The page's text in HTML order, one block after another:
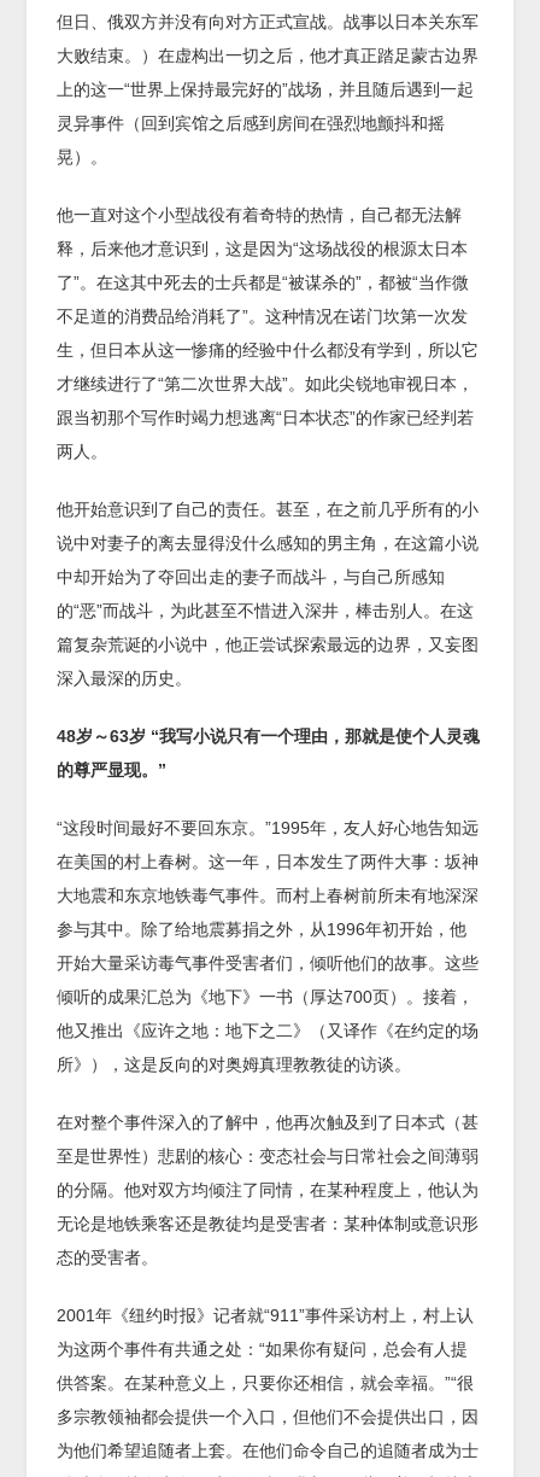
但日、俄双方并没有向对方正式宣战。战事以日本关东军
大败结束。）在虚构出一切之后，他才真正踏足蒙古边界
上的这一“世界上保持最完好的”战场，并且随后遇到一起
灵异事件（回到宾馆之后感到房间在强烈地颤抖和摇
晃）。
他一直对这个小型战役有着奇特的热情，自己都无法解
释，后来他才意识到，这是因为“这场战役的根源太日本
了”。在这其中死去的士兵都是“被谋杀的”，都被“当作微
不足道的消费品给消耗了”。这种情况在诺门坎第一次发
生，但日本从这一惨痛的经验中什么都没有学到，所以它
才继续进行了“第二次世界大战”。如此尖锐地审视日本，
跟当初那个写作时竭力想逃离“日本状态”的作家已经判若
两人。
他开始意识到了自己的责任。甚至，在之前几乎所有的小
说中对妻子的离去显得没什么感知的男主角，在这篇小说
中却开始为了夺回出走的妻子而战斗，与自己所感知
的“恶”而战斗，为此甚至不惜进入深井，棒击别人。在这
篇复杂荒诞的小说中，他正尝试探索最远的边界，又妄图
深入最深的历史。
48岁～63岁 “我写小说只有一个理由，那就是使个人灵魂
的尊严显现。 ”
“这段时间最好不要回东京。”1995年，友人好心地告知远
在美国的村上春树。这一年，日本发生了两件大事：坂神
大地震和东京地铁毒气事件。而村上春树前所未有地深深
参与其中。除了给地震募捐之外，从1996年初开始，他
开始大量采访毒气事件受害者们，倾听他们的故事。这些
倾听的成果汇总为《地下》一书（厚达700页）。接着，
他又推出《应许之地：地下之二》（又译作《在约定的场
所》），这是反向的对奥姆真理教教徒的访谈。
在对整个事件深入的了解中，他再次触及到了日本式（甚
至是世界性）悲剧的核心：变态社会与日常社会之间薄弱
的分隔。他对双方均倾注了同情，在某种程度上，他认为
无论是地铁乘客还是教徒均是受害者：某种体制或意识形
态的受害者。
2001年《纽约时报》记者就“911”事件采访村上，村上认
为这两个事件有共通之处：“如果你有疑问，总会有人提
供答案。在某种意义上，只要你还相信，就会幸福。”“很
多宗教领袖都会提供一个入口，但他们不会提供出口，因
为他们希望追随者上套。在他们命令自己的追随者成为士